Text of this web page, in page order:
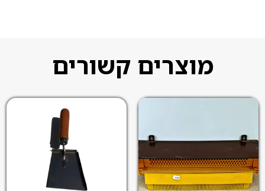
מוצרים קשורים